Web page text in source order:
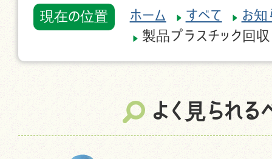
現在の位置 ホーム すべて
お知
製品プラスチック回収
よく見られる